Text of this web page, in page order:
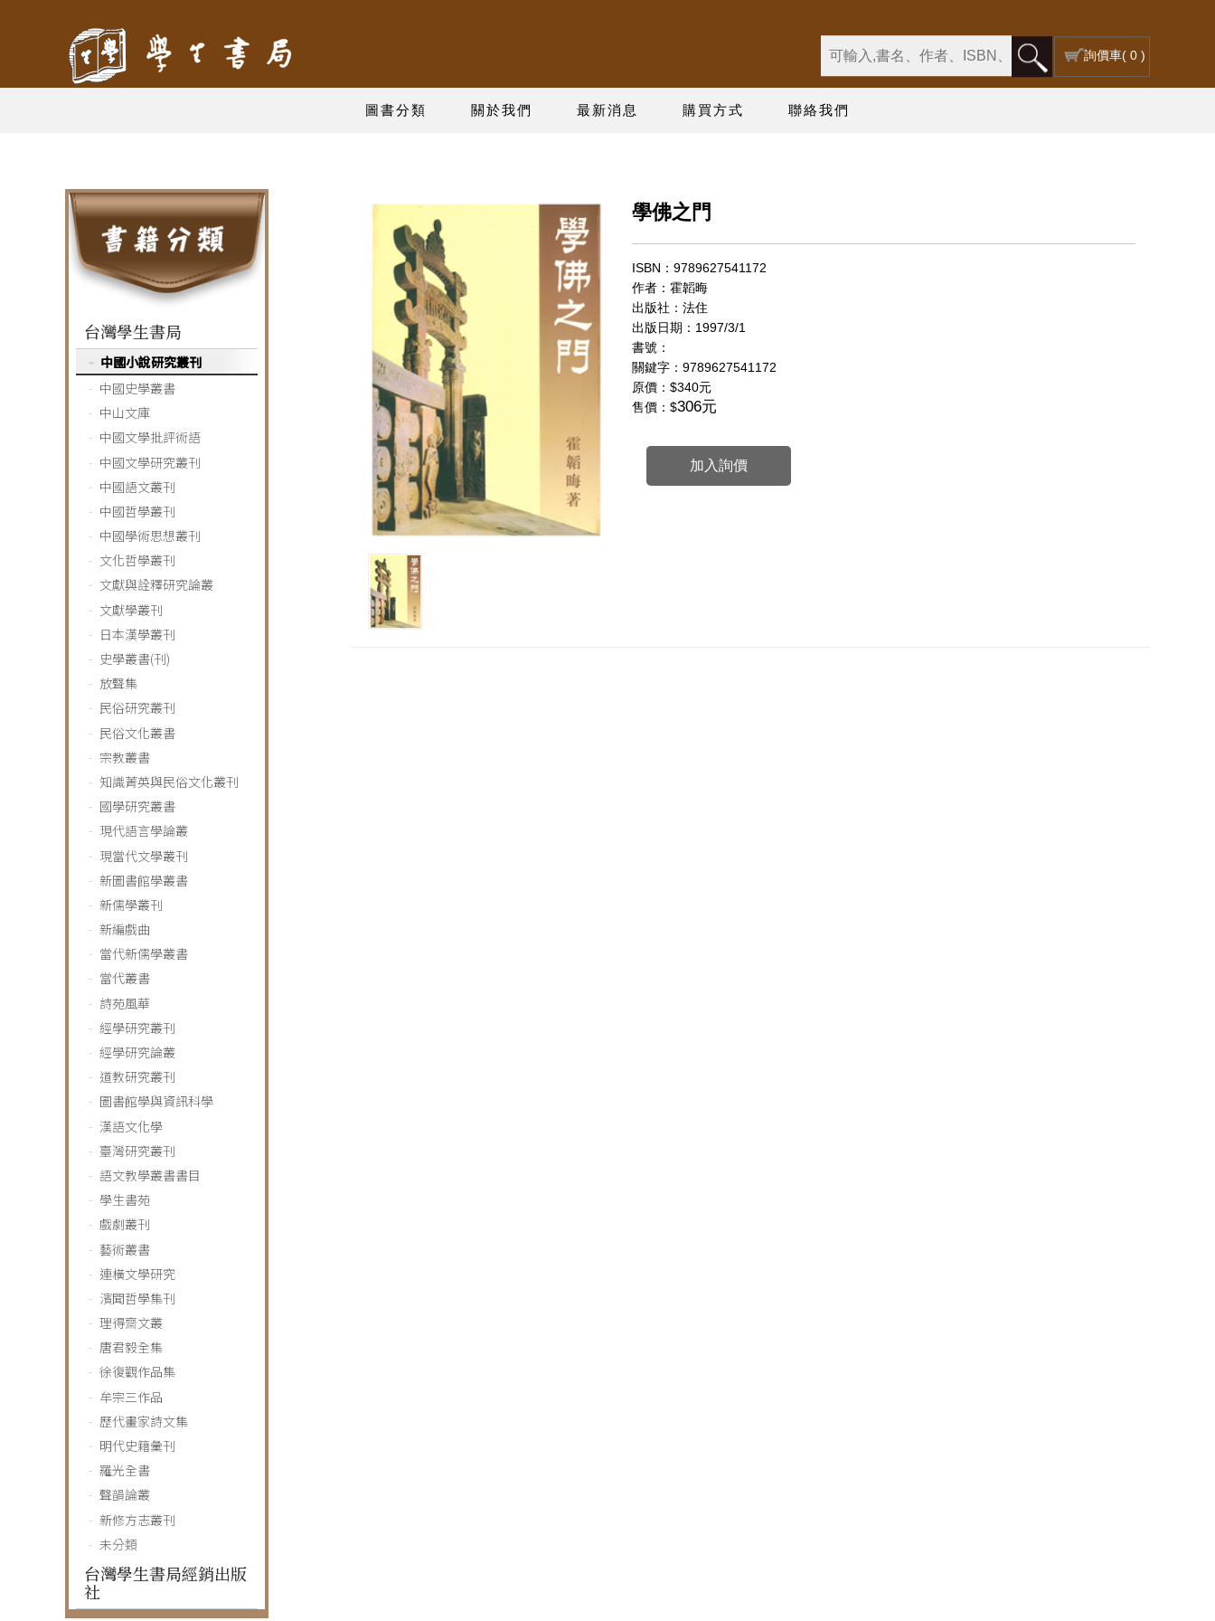
詢價車( 0 )
圖書分類 關於我們 最新消息 購買方式 聯絡我們
台灣學生書局
中國小說研究叢刊
中國史學叢書
中山文庫
中國文學批評術語
中國文學研究叢刊
中國語文叢刊
中國哲學叢刊
中國學術思想叢刊
文化哲學叢刊
文獻與詮釋研究論叢
文獻學叢刊
日本漢學叢刊
史學叢書(刊)
放聲集
民俗研究叢刊
民俗文化叢書
宗教叢書
知識菁英與民俗文化叢刊
國學研究叢書
現代語言學論叢
現當代文學叢刊
新圖書館學叢書
新儒學叢刊
新編戲曲
當代新儒學叢書
當代叢書
詩苑風華
經學研究叢刊
經學研究論叢
道教研究叢刊
圖書館學與資訊科學
漢語文化學
臺灣研究叢刊
語文教學叢書書目
學生書苑
戲劇叢刊
藝術叢書
連橫文學研究
濱聞哲學集刊
理得齋文叢
唐君毅全集
徐復觀作品集
牟宗三作品
歷代畫家詩文集
明代史籍彙刊
羅光全書
聲韻論叢
新修方志叢刊
未分類
台灣學生書局經銷出版
社
學佛之門
ISBN：9789627541172
作者：霍韜晦
出版社：法住
出版日期：1997/3/1
書號：
關鍵字：9789627541172
原價： $340元
售價：$306元
加入詢價